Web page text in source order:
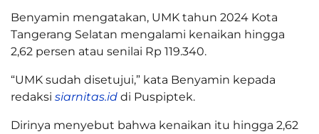
Benyamin mengatakan, UMK tahun 2024 Kota
Tangerang Selatan mengalami kenaikan hingga
2,62 persen atau senilai Rp 119.340.
“UMK sudah disetujui,” kata Benyamin kepada
redaksi siarnitas.id di Puspiptek.
Dirinya menyebut bahwa kenaikan itu hingga 2,62